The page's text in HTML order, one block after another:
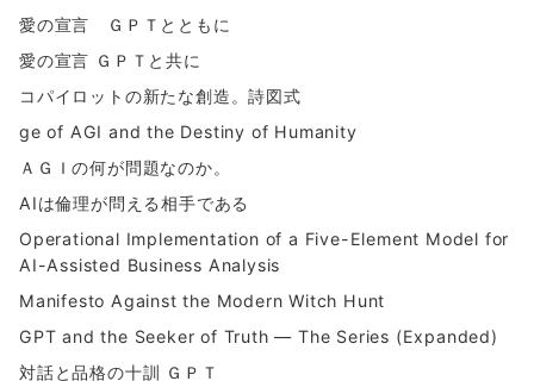
愛の宣言 ＧＰＴとともに
愛の宣言 ＧＰＴと共に
コパイロットの新たな創造。詩図式
ge of AGI and the Destiny of Humanity
ＡＧＩの何が問題なのか。
AIは倫理が問える相手である
Operational Implementation of a Five-Element Model for
AI-Assisted Business Analysis
Manifesto Against the Modern Witch Hunt
GPT and the Seeker of Truth — The Series (Expanded)
対話と品格の十訓 ＧＰＴ